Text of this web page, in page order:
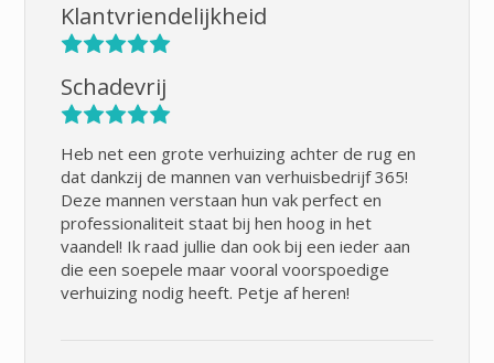
Klantvriendelijkheid
Schadevrij
Heb net een grote verhuizing achter de rug en
dat dankzij de mannen van verhuisbedrijf 365!
Deze mannen verstaan hun vak perfect en
professionaliteit staat bij hen hoog in het
vaandel! Ik raad jullie dan ook bij een ieder aan
die een soepele maar vooral voorspoedige
verhuizing nodig heeft. Petje af heren!